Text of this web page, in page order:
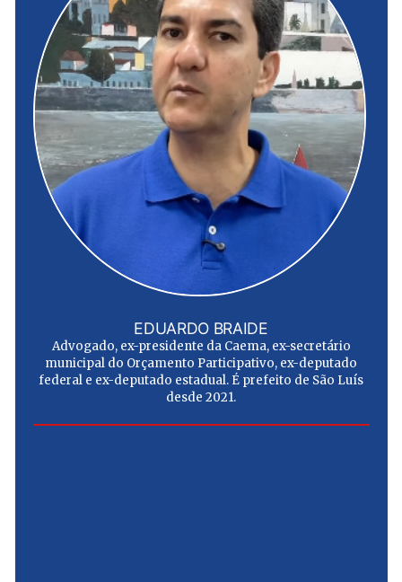
EDUARDO BRAIDE
Advogado, ex-presidente da Caema, ex-secretário
municipal do Orçamento Participativo, ex-deputado
federal e ex-deputado estadual. É prefeito de São Luís
desde 2021.